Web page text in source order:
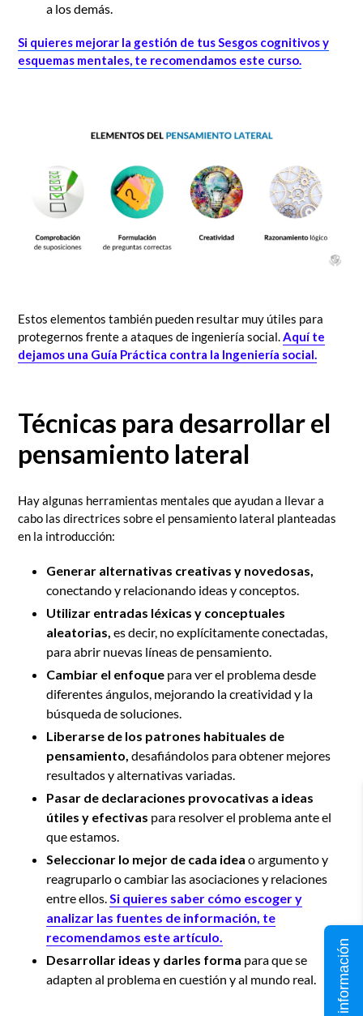
a los demás.
Si quieres mejorar la gestión de tus Sesgos cognitivos y
esquemas mentales, te recomendamos este curso.
Estos elementos también pueden resultar muy útiles para
protegernos frente a ataques de ingeniería social.Aquí te
dejamos una Guía Práctica contra la Ingeniería social.
Técnicas para desarrollar el
pensamiento lateral
Hay algunas herramientas mentales que ayudan a llevar a
cabo las directrices sobre el pensamiento lateral planteadas
en la introducción:
Generar alternativas creativas y novedosas,
conectando y relacionando ideas y conceptos.
Utilizar entradas léxicas y conceptuales
aleatorias, es decir, no explícitamente conectadas,
para abrir nuevas líneas de pensamiento.
Cambiar el enfoque para ver el problema desde
diferentes ángulos, mejorando la creatividad y la
búsqueda de soluciones.
Liberarse de los patrones habituales de
pensamiento, desafiándolos para obtener mejores
resultados y alternativas variadas.
Pasar de declaraciones provocativas a ideas
útiles y efectivas para resolver el problema ante el
que estamos.
Seleccionar lo mejor de cada idea o argumento y
reagruparlo o cambiar las asociaciones y relaciones
entre ellos.Si quieres saber cómo escoger y
analizar las fuentes de información, te
recomendamos este artículo.
Desarrollar ideas y darles forma para que se
adapten al problema en cuestión y al mundo real.